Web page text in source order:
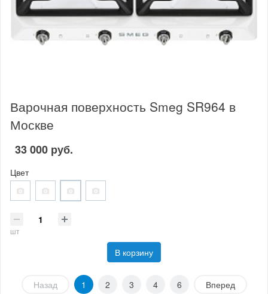
Варочная поверхность Smeg SR964 в
Москве
33 000 руб.
Цвет
шт
В корзину
Назад 1 2 3 4 6 Вперед